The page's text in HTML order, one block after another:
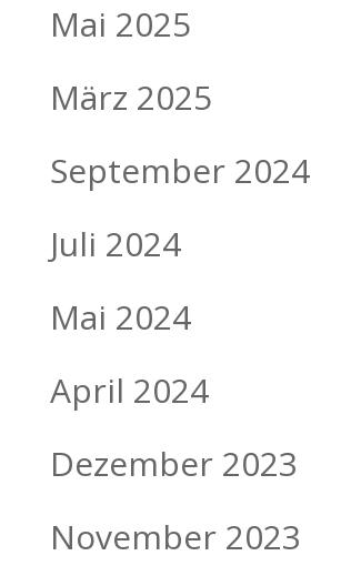
Mai 2025
März 2025
September 2024
Juli 2024
Mai 2024
April 2024
Dezember 2023
November 2023